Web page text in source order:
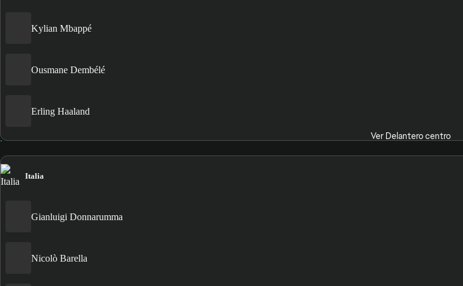
Kylian Mbappé
Ousmane Dembélé
Erling Haaland
Ver Delantero centro
Italia
Gianluigi Donnarumma
Nicolò Barella